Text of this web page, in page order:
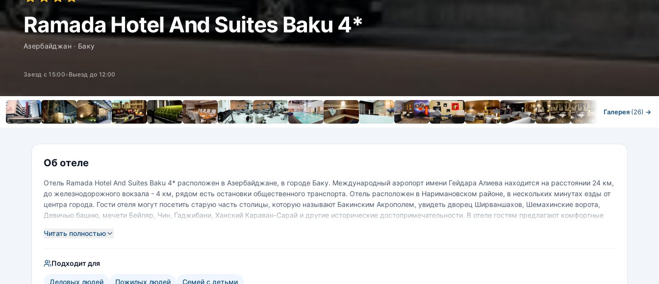
Ramada Hotel And Suites Baku 4*
Азербайджан · Баку
Заезд с 15:00• Выезд до 12:00
Галерея (26) →
Об отеле
Отель Ramada Hotel And Suites Baku 4* расположен в Азербайджане, в городе Баку. Международный аэропорт имени Гейдара Алиева находится на расстоянии 24 км,
до железнодорожного вокзала - 4 км, рядом есть остановки общественного транспорта. Отель расположен в Наримановском районе, в нескольких минутах езды от
центра города. Гости отеля могут посетить старую часть столицы, которую называют Бакинским Акрополем, увидеть дворец Ширваншахов, Шемахинские ворота,
Девичью башню, мечети Бейляр, Чин, Гаджибани, Ханский Караван-Сарай и другие исторические достопримечательности. В отеле гостям предлагают комфортные
Читать полностью
Подходит для
Деловых людей Пожилых людей Семей с детьми